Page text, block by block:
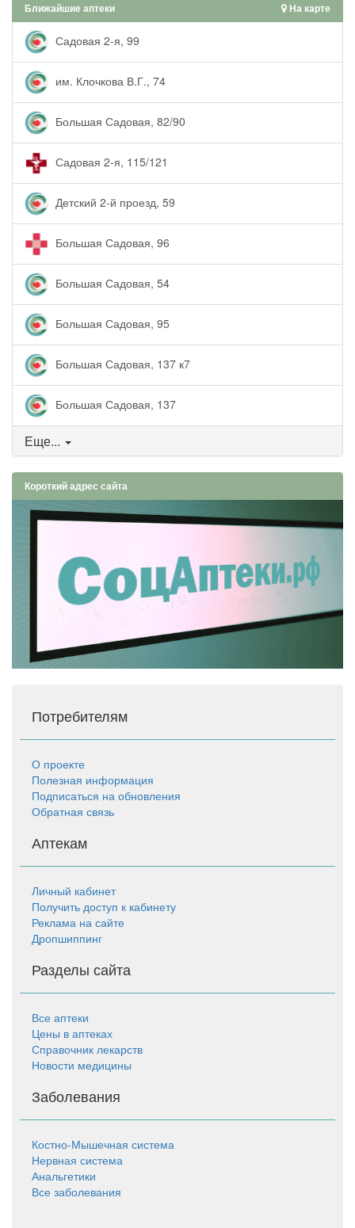
Ближайшие аптеки На карте
Садовая 2-я, 99
им. Клочкова В.Г., 74
Большая Садовая, 82/90
Садовая 2-я, 115/121
Детский 2-й проезд, 59
Большая Садовая, 96
Большая Садовая, 54
Большая Садовая, 95
Большая Садовая, 137 к7
Большая Садовая, 137
Еще...
Короткий адрес сайта
Потребителям
О проекте
Полезная информация
Подписаться на обновления
Обратная связь
Аптекам
Личный кабинет
Получить доступ к кабинету
Реклама на сайте
Дропшиппинг
Разделы сайта
Все аптеки
Цены в аптеках
Справочник лекарств
Новости медицины
Заболевания
Костно-Мышечная система
Нервная система
Анальгетики
Все заболевания